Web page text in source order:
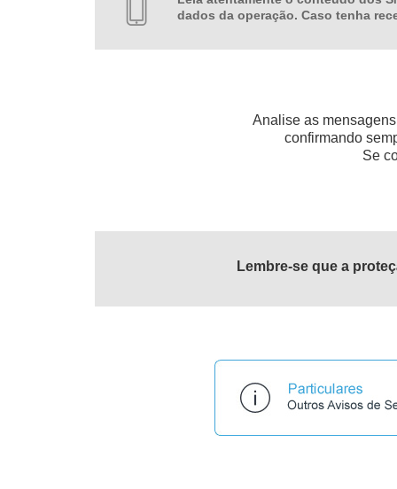
dados da operação. Caso tenha
Analise as
confirmando
Se
Lembre-se que a